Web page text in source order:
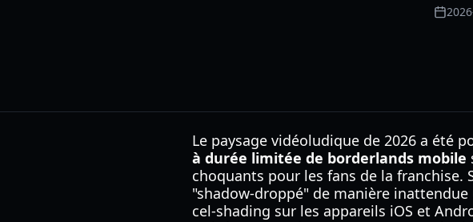
Le paysage vidéoludique de 2026 a été
à durée limitée de borderlands mobile
choquants pour les fans de la franchise.
"shadow-droppé" de manière
cel-shading sur les appareils iOS et